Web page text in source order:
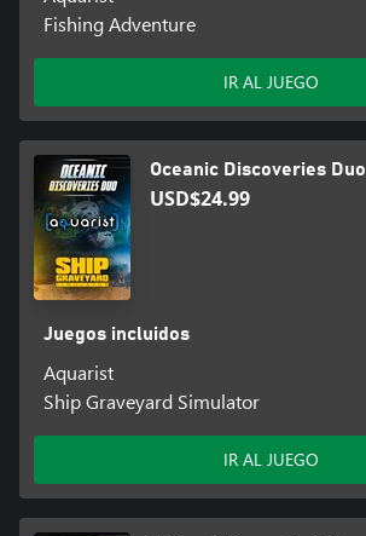
Fishing Adventure
IR AL JUEGO
Oceanic Discoveries Duo
USD$24.99
Juegos incluidos
Aquarist
Ship Graveyard Simulator
IR AL JUEGO